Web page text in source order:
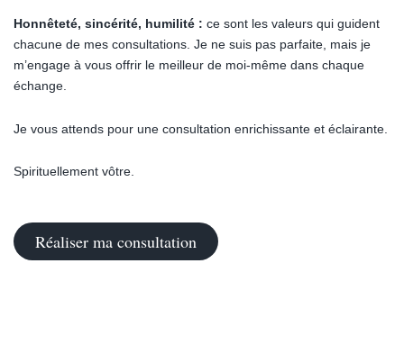
Honnêteté, sincérité, humilité : ce sont les valeurs qui guident
chacune de mes consultations. Je ne suis pas parfaite, mais je
m’engage à vous offrir le meilleur de moi-même dans chaque
échange.
Je vous attends pour une consultation enrichissante et éclairante.
Spirituellement vôtre.
Réaliser ma consultation